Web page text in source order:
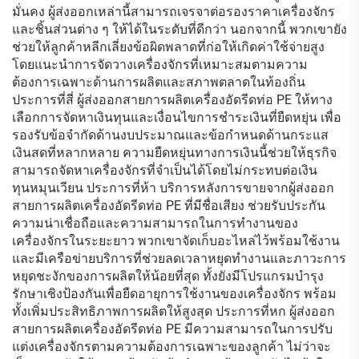
มั่นคง ผู้ส่งออกเหล่านี้สามารถเจรจาต่อรองราคาเครื่องจักร
และชิ้นส่วนต่าง ๆ ให้ได้ในระดับที่ดีกว่า นอกจากนี้ พวกเขายัง
ช่วยให้ลูกค้าหลีกเลี่ยงข้อผิดพลาดที่ก่อให้เกิดค่าใช้จ่ายสูง
โดยแนะนำการจัดวางเครื่องจักรที่เหมาะสมตามความ
ต้องการเฉพาะด้านการผลิตและสภาพตลาดในท้องถิ่น
ประการที่สี่ ผู้ส่งออกสายการผลิตเครื่องอัดรีดท่อ PE ให้ทาง
เลือกการจัดหาเงินทุนและเงื่อนไขการชำระเงินที่ยืดหยุ่น เพื่อ
รองรับข้อจำกัดด้านงบประมาณและข้อกำหนดด้านกระแส
เงินสดที่หลากหลาย ความยืดหยุ่นทางการเงินนี้ช่วยให้ธุรกิจ
สามารถจัดหาเครื่องจักรที่จำเป็นได้โดยไม่กระทบต่อเงิน
ทุนหมุนเวียน ประการที่ห้า บริการหลังการขายจากผู้ส่งออก
สายการผลิตเครื่องอัดรีดท่อ PE ที่มีชื่อเสียง ช่วยรับประกัน
ความน่าเชื่อถือและความสามารถในการทำงานของ
เครื่องจักรในระยะยาว พวกเขาจัดเก็บอะไหล่ไว้พร้อมใช้งาน
และมีเครือข่ายบริการที่ช่วยลดเวลาหยุดทำงานและภาวะการ
หยุดชะงักของการผลิตให้น้อยที่สุด ทั้งยังมีโปรแกรมบำรุง
รักษาเชิงป้องกันเพื่อยืดอายุการใช้งานของเครื่องจักร พร้อม
ทั้งเพิ่มประสิทธิภาพการผลิตให้สูงสุด ประการที่หก ผู้ส่งออก
สายการผลิตเครื่องอัดรีดท่อ PE มีความสามารถในการปรับ
แต่งเครื่องจักรตามความต้องการเฉพาะของลูกค้า ไม่ว่าจะ